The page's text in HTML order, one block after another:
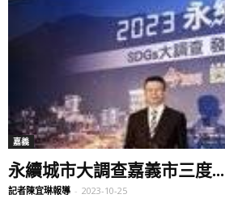
嘉義
永續城市大調查嘉義市三度...
記者陳宜琳報導 - 2023-10-25